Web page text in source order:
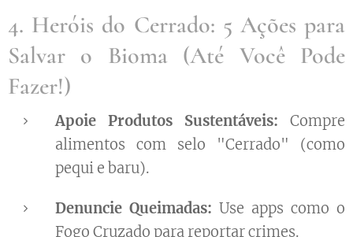
4. Heróis do Cerrado: 5 Ações para
Salvar o Bioma (Até Você Pode
Fazer!)
Apoie Produtos Sustentáveis: Compre
alimentos com selo "Cerrado" (como
pequi e baru).
Denuncie Queimadas: Use apps como o
Fogo Cruzado para reportar crimes.